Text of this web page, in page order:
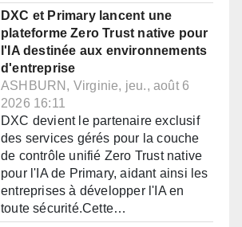
DXC et Primary lancent une
plateforme Zero Trust native pour
l'IA destinée aux environnements
d'entreprise
ASHBURN, Virginie, jeu., août 6
2026 16:11
DXC devient le partenaire exclusif
des services gérés pour la couche
de contrôle unifié Zero Trust native
pour l'IA de Primary, aidant ainsi les
entreprises à développer l'IA en
toute sécurité.Cette…